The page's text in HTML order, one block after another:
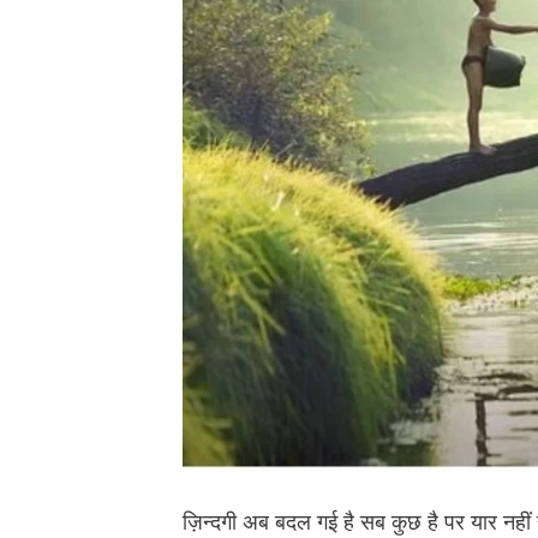
ज़िन्दगी अब बदल गई है सब कुछ है पर यार